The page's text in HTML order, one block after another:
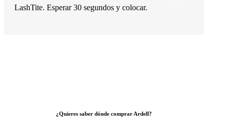
LashTite. Esperar 30 segundos y colocar.
¿Quieres saber dónde comprar Ardell?